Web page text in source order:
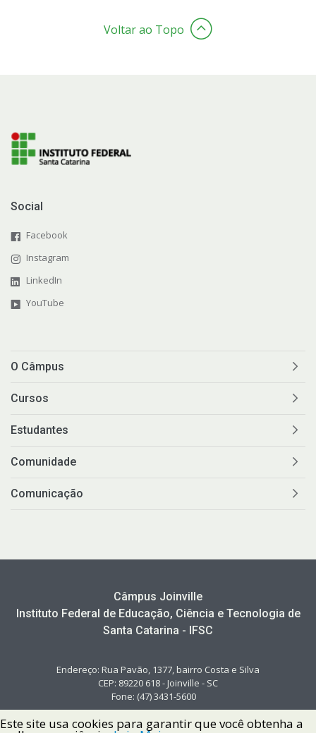
Voltar ao Topo
Social
Facebook
Instagram
LinkedIn
YouTube
O Câmpus
Cursos
Estudantes
Comunidade
Comunicação
Câmpus Joinville
Instituto Federal de Educação, Ciência e Tecnologia de
Santa Catarina - IFSC
Endereço: Rua Pavão, 1377, bairro Costa e Silva
CEP: 89220 618 - Joinville - SC
Fone: (47) 3431-5600
Este site usa cookies para garantir que você obtenha a